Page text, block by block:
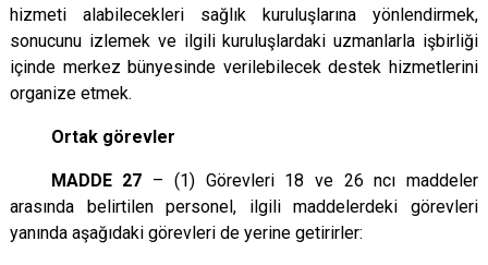
hizmeti alabilecekleri sağlık kuruluşlarına yönlendirmek,
sonucunu izlemek ve ilgili kuruluşlardaki uzmanlarla işbirliği
içinde merkez bünyesinde verilebilecek destek hizmetlerini
organize etmek.
Ortak görevler
MADDE 27 – (1) Görevleri 18 ve 26ncı maddeler
arasında belirtilen personel, ilgili maddelerdeki görevleri
yanında aşağıdaki görevleri de yerine getirirler: